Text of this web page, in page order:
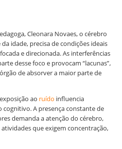
Cleonara Novaes, o cérebro
idade, precisa de condições ideais
e direcionada. As interferências
desse foco e provocam “lacunas”,
de absorver a maior parte de
ao ruído influencia
A presença constante de
demanda a atenção do cérebro,
que exigem concentração,